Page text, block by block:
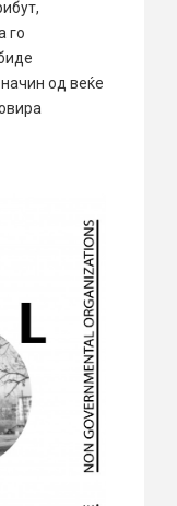
го
од веќе